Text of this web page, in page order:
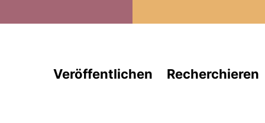
Veröffentlichen Recherchieren